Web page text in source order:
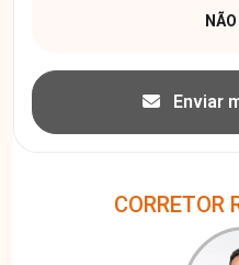
Enviar
CORRETOR